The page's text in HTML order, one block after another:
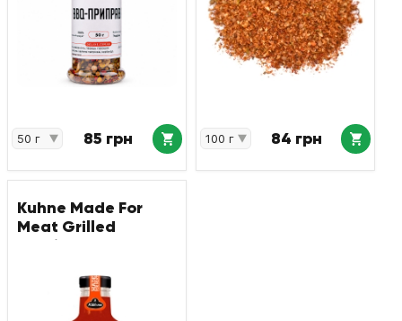
85 грн 84 грн
Kuhne Made For
Meat Grilled
Paprika